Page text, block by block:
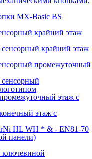
MX-Basic BS
крайний этаж
крайний этаж
промежуточный
этаж с
этаж с
HL WH * & - EN81-70
панели)
ключевиной